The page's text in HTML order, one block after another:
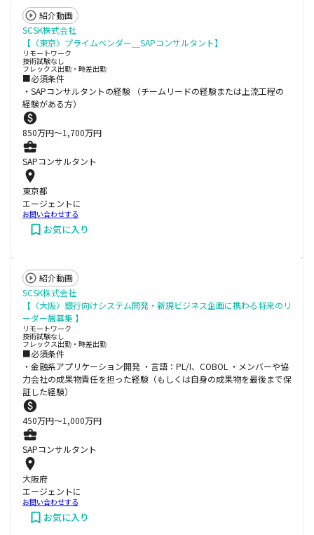
紹介動画
SCSK株式会社
【〈東京〉プライムベンダー＿SAPコンサルタント】
リモートワーク
技術試験なし
フレックス出勤・時差出勤
■必須条件
・SAPコンサルタントの経験 （チームリードの経験または上流工程の
経験がある方）
850万円〜1,700万円
SAPコンサルタント
東京都
エージェントに
お問い合わせする
お気に入り
紹介動画
SCSK株式会社
【〈大阪〉銀行向けシステム開発・新規ビジネス企画に携わる将来のリ
ーダー層募集 】
リモートワーク
技術試験なし
フレックス出勤・時差出勤
■必須条件
・金融系アプリケーション開発 ・言語：PL/I、COBOL ・メンバーや協
力会社の成果物責任を担った経験（もしくは自身の成果物を最後まで保
証した経験）
450万円〜1,000万円
SAPコンサルタント
大阪府
エージェントに
お問い合わせする
お気に入り